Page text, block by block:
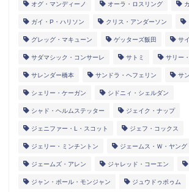
オグ・マンディーノ オーラ・ロスリング
ガイ・P・ハリソン クリス・アンダーソン
グレッグ・マキューン ゲッターズ飯田 サ
サダマシック・コンサーレ サトミ サリー
サレンダー橋本 サンドラ・ヘフェリン サ
シェリー・ケーガン シドニィ・シェルダン
シャド・ヘルムステッター ジェイク・ナップ
ジェニファー・L・スコット ジェフ・コックス
ジェリー・ミンチントン ジェームス・Ｗ・ヤング
ジェームズ・アレン ジャレッド・コーエン
ジャン・ポール・モンジャン ジュウドゥポゥム